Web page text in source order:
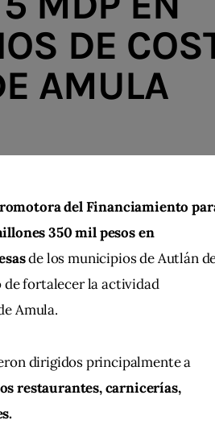
DE
AMULA
del Financiamiento
350 mil pesos en
de los municipios de Autlán
de fortalecer la actividad
Amula.
dirigidos principalmente a
restaurantes, carnicerías,